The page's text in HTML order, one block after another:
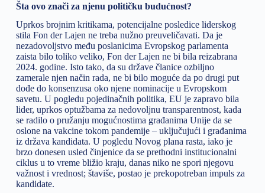
Šta ovo znači za njenu političku budućnost?
Uprkos brojnim kritikama, potencijalne posledice liderskog
stila Fon der Lajen ne treba nužno preuveličavati. Da je
nezadovoljstvo među poslanicima Evropskog parlamenta
zaista bilo toliko veliko, Fon der Lajen ne bi bila reizabrana
2024. godine. Isto tako, da su države članice ozbiljno
zamerale njen način rada, ne bi bilo moguće da po drugi put
dođe do konsenzusa oko njene nominacije u Evropskom
savetu. U pogledu pojedinačnih politika, EU je zapravo bila
lider, uprkos optužbama za nedovoljnu transparentnost, kada
se radilo o pružanju mogućnostima građanima Unije da se
oslone na vakcine tokom pandemije – uključujući i građanima
iz država kandidata. U pogledu Novog plana rasta, iako je
brzo donesen usled činjenice da se prethodni institucionalni
ciklus u to vreme bližio kraju, danas niko ne spori njegovu
važnost i vrednost; štaviše, postao je prekopotreban impuls za
kandidate.